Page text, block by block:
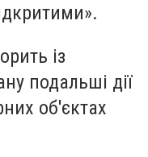
із
подальші дії
об'єктах